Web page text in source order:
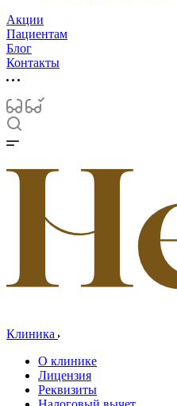
Акции
Пациентам
Блог
Контакты
Клиника
О клинике
Лицензия
Реквизиты